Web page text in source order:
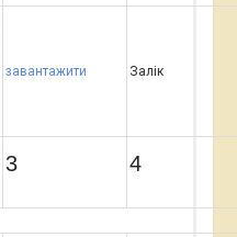
завантажити
Залік
3 4